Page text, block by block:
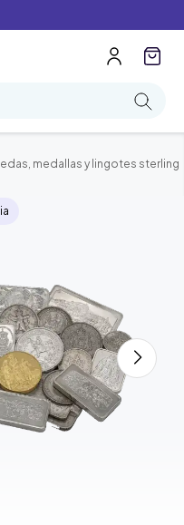
medallas y lingotes sterling